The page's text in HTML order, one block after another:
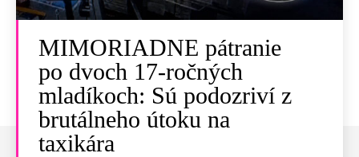
MIMORIADNE pátranie
po dvoch 17-ročných
mladíkoch: Sú podozriví z
brutálneho útoku na
taxikára